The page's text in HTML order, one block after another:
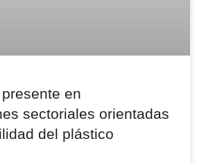
en
sectoriales orientadas
del plástico